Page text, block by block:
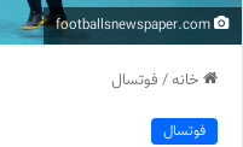
خانه/ فوتسال
فوتسال